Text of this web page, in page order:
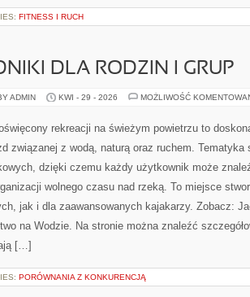
FITNESS I RUCH
DLA RODZIN I GRUP
ADMIN KWI - 29 - 2026 MOŻLIWOŚĆ
rekreacji na świeżym powietrzu to
związanej z wodą, naturą oraz ruchem. Tematyka
dzięki czemu każdy użytkownik może
wolnego czasu nad rzeką. To miejsce
jak i dla zaawansowanych kajakarzy. Zobacz:
na Wodzie. Na stronie można znaleźć
[…]
PORÓWNANIA Z KONKURENCJĄ